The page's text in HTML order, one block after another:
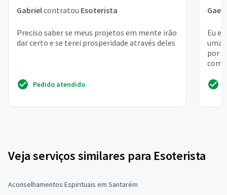
Gabrielcontratou Esoterista
Preciso saber se meus projetos em mente irão
dar certo e se terei prosperidade através deles
Pedido atendido
Gael
Eu
uma
por
Veja serviços similares para Esoterista
Aconselhamentos Espirituais em Santarém